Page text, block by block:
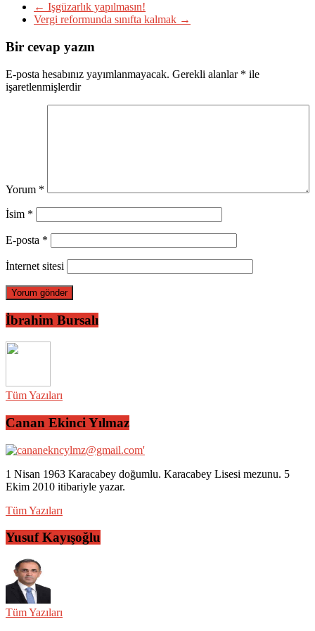
← Işgüzarlık yapılmasın!
Vergi reformunda sınıfta kalmak →
Bir cevap yazın
E-posta hesabınız yayımlanmayacak. Gerekli alanlar * ile
işaretlenmişlerdir
Yorum *
İsim *
E-posta *
İnternet sitesi
İbrahim Bursalı
Tüm Yazıları
Canan Ekinci Yılmaz
1 Nisan 1963 Karacabey doğumlu. Karacabey Lisesi mezunu. 5
Ekim 2010 itibariyle yazar.
Tüm Yazıları
Yusuf Kayışoğlu
Tüm Yazıları